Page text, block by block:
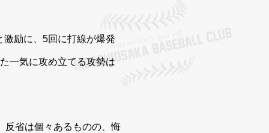
励に、5回に打線が爆発
一気に攻め立てる攻勢は
反省は個々あるものの、悔